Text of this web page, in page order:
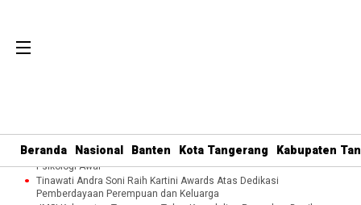
Beranda Nasional Banten Kota Tangerang Kabupaten
Tangsel Bekali Masyarakat Manajemen Stres dan Dukungan
Psikologi Awal
Tinawati Andra Soni Raih Kartini Awards Atas Dedikasi
Pemberdayaan Perempuan dan Keluarga